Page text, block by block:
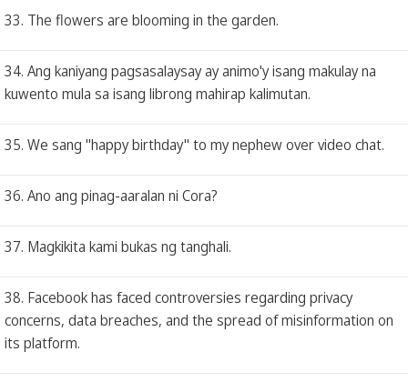
33. The flowers are blooming in the garden.
34. Ang kaniyang pagsasalaysay ay animo'y isang makulay na
kuwento mula sa isang librong mahirap kalimutan.
35. We sang "happy birthday" to my nephew over video chat.
36. Ano ang pinag-aaralan ni Cora?
37. Magkikita kami bukas ng tanghali.
38. Facebook has faced controversies regarding privacy
concerns, data breaches, and the spread of misinformation on
its platform.